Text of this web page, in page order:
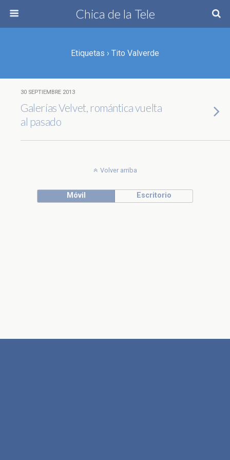
Chica de la Tele
Etiquetas › Tito Valverde
30 SEPTIEMBRE 2013
Galerías Velvet, romántica vuelta
al pasado
Volver arriba
Móvil Escritorio